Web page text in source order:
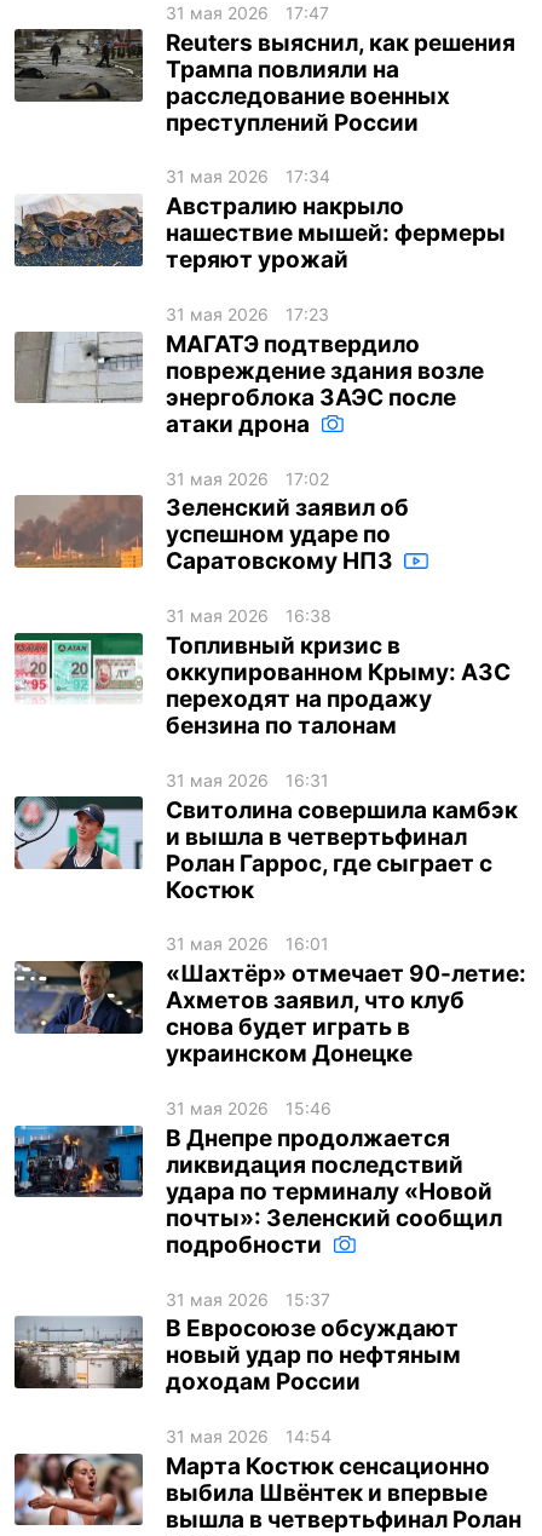
31 мая 2026 17:47
Reuters выяснил, как решения
Трампа повлияли на
расследование военных
преступлений России
31 мая 2026 17:34
Австралию накрыло
нашествие мышей: фермеры
теряют урожай
31 мая 2026 17:23
МАГАТЭ подтвердило
повреждение здания возле
энергоблока ЗАЭС после
атаки дрона
31 мая 2026 17:02
Зеленский заявил об
успешном ударе по
Саратовскому НПЗ
31 мая 2026 16:38
Топливный кризис в
оккупированном Крыму: АЗС
переходят на продажу
бензина по талонам
31 мая 2026 16:31
Свитолина совершила камбэк
и вышла в четвертьфинал
Ролан Гаррос, где сыграет с
Костюк
31 мая 2026 16:01
«Шахтёр» отмечает 90-летие:
Ахметов заявил, что клуб
снова будет играть в
украинском Донецке
31 мая 2026 15:46
В Днепре продолжается
ликвидация последствий
удара по терминалу «Новой
почты»: Зеленский сообщил
подробности
31 мая 2026 15:37
В Евросоюзе обсуждают
новый удар по нефтяным
доходам России
31 мая 2026 14:54
Марта Костюк сенсационно
выбила Швёнтек и впервые
вышла в четвертьфинал Ролан